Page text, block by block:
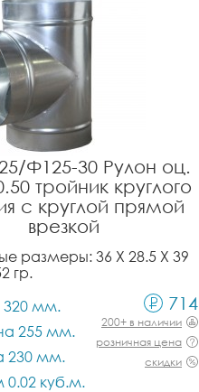
Ф125-30 Рулон оц.
тройник круглого
с круглой прямой
врезкой
размеры: 36 X 28.5 X 39
гр.
320 мм.
255 мм.
230 мм.
куб.м.
714
200+ в наличии
розничная цена
скидки